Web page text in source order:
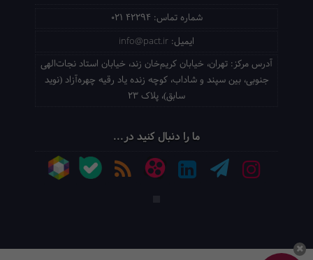
شماره تماس: 021 42294
ایمیل: info@pact.ir
آدرس مرکز: تهران، خیابان کریم‌خان زند، خیابان استاد نجات‌الهی
جنوبی، بین سپند و شاداب، کوچه زنده یاد رقیه چهره‌آزاد (نوید
سابق)، پلاک 23
ما را دنبال کنید در...